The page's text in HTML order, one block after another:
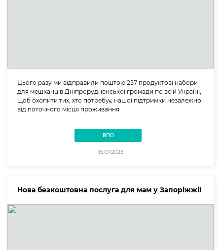
Цього разу ми відправили поштою 257 продуктові набори
для мешканців Дніпрорудненської громади по всій Україні,
щоб охопити тих, хто потребує нашої підтримки незалежно
від поточного місця проживання.
ВПО
15.07.2025
Нова безкоштовна послуга для мам у Запоріжжі!